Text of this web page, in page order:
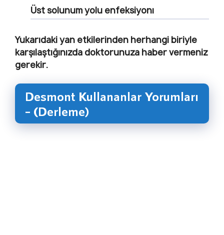
Üst solunum yolu enfeksiyonı
Yukarıdaki yan etkilerinden herhangi biriyle
karşılaştığınızda doktorunuza haber vermeniz
gerekir.
Desmont Kullananlar Yorumları
– (Derleme)